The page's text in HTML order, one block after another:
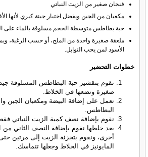
فنجان صغير من الزيت النباتي
مكعبان من الجبن ويفضل اختيار جبنة كيري لأنها
حبة بطاطس متوسطة الحجم مسلوقة بالماء على
ملعقة صغيرة واحدة من الملح، أو حسب الرغبة،
الأسود لمن يحب التوابل.
خطوات التحضير
نقوم بتقشير حبة البطاطس المسلوقة
صغيرة ونضعها في الخلاط.
نعمل على إضافة البيضة ومكعبان الجبن
البطاطس.
نقوم بإضافة نصف كمية الزيت النباتي
بعد خلطها نقوم بإضافة النصف الثاني
أخرى، ونقوم بتجزئة الزيت إلى مرتين
المايونيز في الخلاط وجعلها تتماسك.